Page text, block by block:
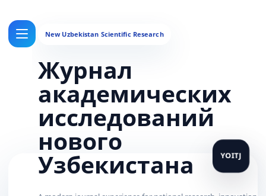
Журнал
академических
исследований
нового
Узбекистана